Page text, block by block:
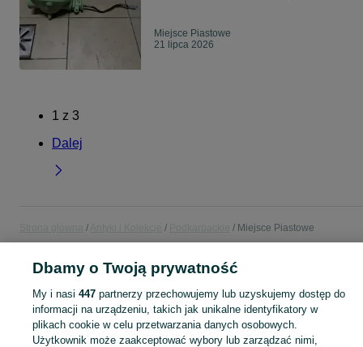
Miejsce Piastowe
21 lipca 2026
1 z 3
Dalej
Miejsce Piastowe
ANTYKI I KOLEKCJE
KATEGORIA
Dbamy o Twoją prywatność
My i nasi 447partnerzy przechowujemy lub uzyskujemy dostęp do
informacji na urządzeniu, takich jak unikalne identyfikatory w
plikach cookie w celu przetwarzania danych osobowych.
Użytkownik może zaakceptować wybory lub zarządzać nimi,